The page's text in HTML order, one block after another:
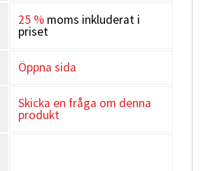
25 % moms inkluderat i
priset
Öppna sida
Skicka en fråga om denna
produkt